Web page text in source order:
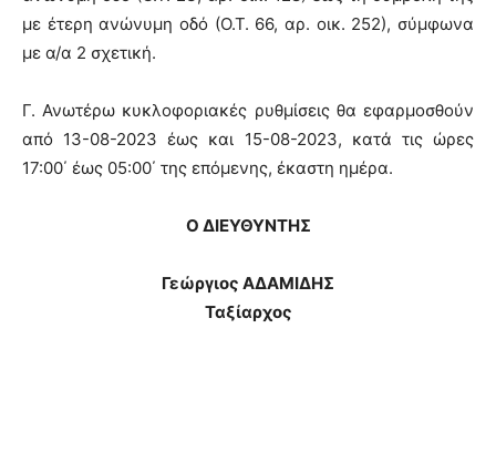
με έτερη ανώνυμη οδό (Ο.Τ. 66, αρ. οικ. 252), σύμφωνα
με α/α 2 σχετική.
Γ. Ανωτέρω κυκλοφοριακές ρυθμίσεις θα εφαρμοσθούν
από 13-08-2023 έως και 15-08-2023, κατά τις ώρες
17:00΄ έως 05:00΄ της επόμενης, έκαστη ημέρα.
Ο ΔΙΕΥΘΥΝΤΗΣ
Γεώργιος ΑΔΑΜΙΔΗΣ
Ταξίαρχος